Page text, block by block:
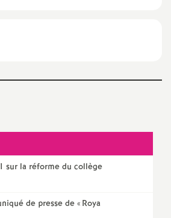
i
n
a
sur la réforme du collège
de presse de « Roya